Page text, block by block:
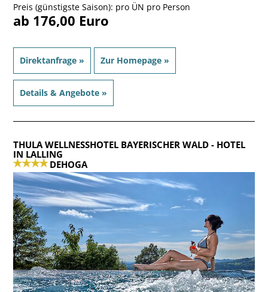
Preis (günstigste Saison): pro ÜN pro Person
ab 176,00 Euro
Direktanfrage » Zur Homepage »
Details & Angebote »
THULA WELLNESSHOTEL BAYERISCHER WALD- HOTEL
IN LALLING
DEHOGA